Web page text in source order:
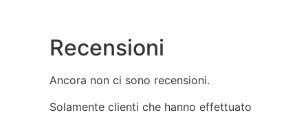
Recensioni
Ancora non ci sono recensioni.
Solamente clienti che hanno effettuato